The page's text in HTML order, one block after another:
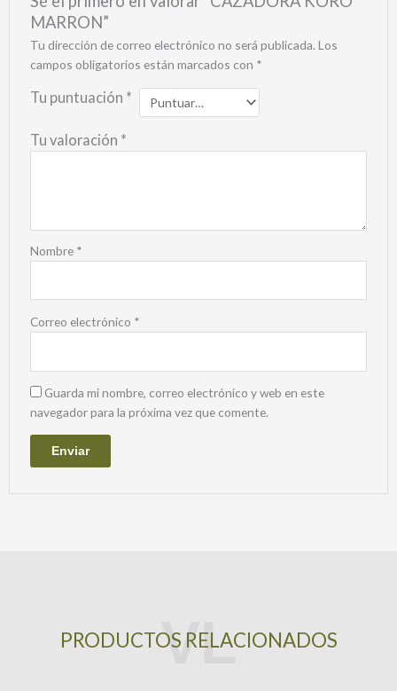
MARRON”
Tu dirección de correo electrónico no será publicada. Los
campos obligatorios están marcados con *
Tu puntuación *
Tu valoración *
Nombre *
Correo electrónico *
Guarda mi nombre, correo electrónico y web en este
navegador para la próxima vez que comente.
PRODUCTOS RELACIONADOS